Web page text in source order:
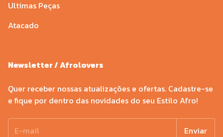
Ultimas Peças
Atacado
Newsletter / Afrolovers
Quer receber nossas atualizações e ofertas. Cadastre-se
e fique por dentro das novidades do seu Estilo Afro!